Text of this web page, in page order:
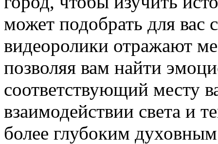
может подобрать для вас
видеоролики отражают
позволяя вам найти
соответствующий месту
взаимодействии света и
более глубоким